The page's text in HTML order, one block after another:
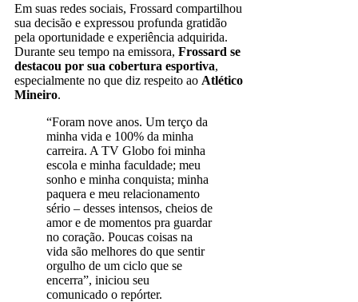
Em suas redes sociais, Frossard compartilhou
sua decisão e expressou profunda gratidão
pela oportunidade e experiência adquirida.
Durante seu tempo na emissora, Frossard se
destacou por sua cobertura esportiva,
especialmente no que diz respeito ao Atlético
Mineiro.
“Foram nove anos. Um terço da
minha vida e 100% da minha
carreira. A TV Globo foi minha
escola e minha faculdade; meu
sonho e minha conquista; minha
paquera e meu relacionamento
sério – desses intensos, cheios de
amor e de momentos pra guardar
no coração. Poucas coisas na
vida são melhores do que sentir
orgulho de um ciclo que se
encerra”, iniciou seu
comunicado o repórter.